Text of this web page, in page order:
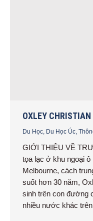
OXLEY CHRISTIAN
Du Học, Du Học Úc,
GIỚI THIỆU VỀ
tọa lạc ở khu ngoại
Melbourne, cách
suốt hơn 30 năm,
sinh trên con đường
nhiều nước khác